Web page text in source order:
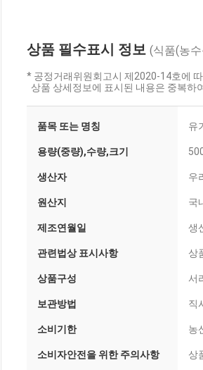
상품 필수표시 정보 (식품(농
* 공정거래위원회고시 제2020-14호에
상품 상세정보에 표시된 내용은 중복하
품목 또는 명칭 유
용량(중량),수량,크기
생산자 우
원산지 국
제조연월일 생
관련법상 표시사항 상
상품구성 서
보관방법 직
소비기한 농
소비자안전을 위한 주의사항 상